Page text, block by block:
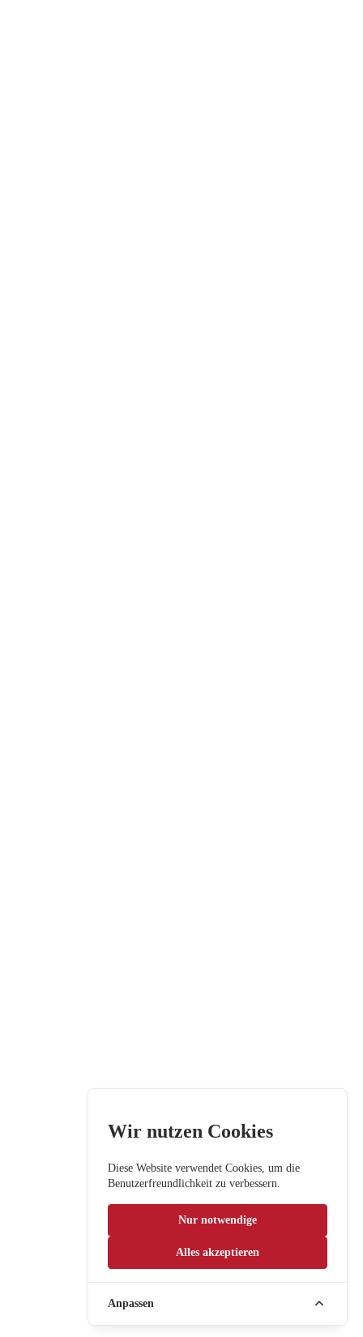
Wir nutzen Cookies
Diese Website verwendet Cookies, um die
Benutzerfreundlichkeit zu verbessern.
Nur notwendige
Alles akzeptieren
Anpassen